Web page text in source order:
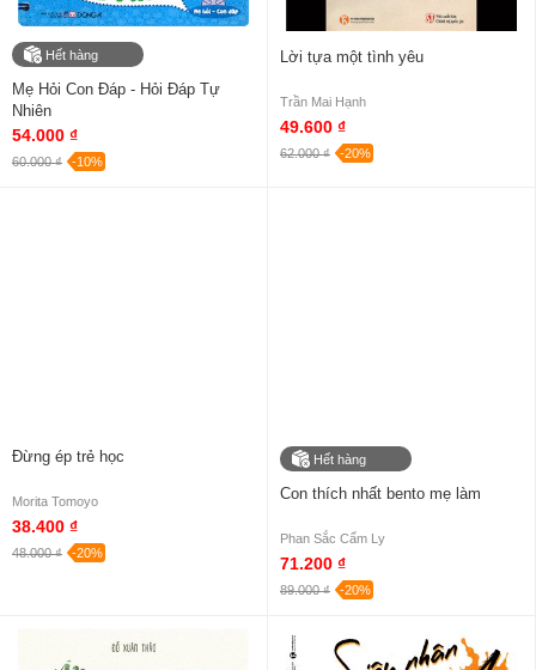
Hết hàng
Mẹ Hỏi Con Đáp - Hỏi Đáp Tự
Nhiên
54.000 ₫
60.000 ₫ -10%
Lời tựa một tình yêu
Trần Mai Hạnh
49.600 ₫
62.000 ₫ -20%
Đừng ép trẻ học
Morita Tomoyo
38.400 ₫
48.000 ₫ -20%
Hết hàng
Con thích nhất bento mẹ làm
Phan Sắc Cẩm Ly
71.200 ₫
89.000 ₫ -20%